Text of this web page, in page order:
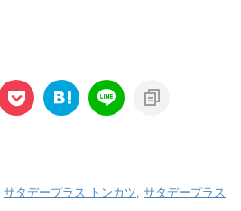
サタデープラス トンカツ サタデープラス